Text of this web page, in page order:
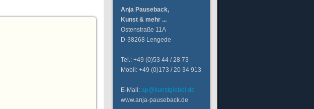
Anja Pauseback,
Kunst & mehr ...
Ostenstraße 11A
D-38268 Lengede
Tel.: +49 (0)53 44 / 28 73
Mobil: +49 (0)173 / 20 34 913
E-Mail:ap@kunstgiebel.de
www.anja-pauseback.de